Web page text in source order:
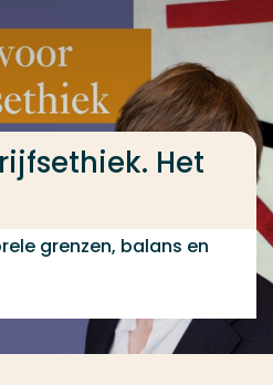
Het congres.
Het
grenzen, balans en